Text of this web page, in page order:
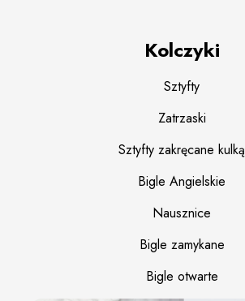
Kolczyki
Sztyfty
Zatrzaski
Sztyfty zakręcane kulką
Bigle Angielskie
Nausznice
Bigle zamykane
Bigle otwarte